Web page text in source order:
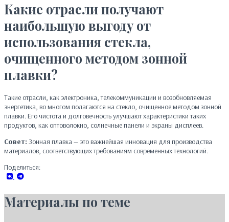
Какие отрасли получают
наибольшую выгоду от
использования стекла,
очищенного методом зонной
плавки?
Такие отрасли, как электроника, телекоммуникации и возобновляемая
энергетика, во многом полагаются на стекло, очищенное методом зонной
плавки. Его чистота и долговечность улучшают характеристики таких
продуктов, как оптоволокно, солнечные панели и экраны дисплеев.
Совет: Зонная плавка — это важнейшая инновация для производства
материалов, соответствующих требованиям современных технологий.
Поделиться:
Материалы по теме